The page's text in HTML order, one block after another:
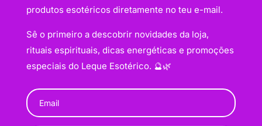
produtos esotéricos diretamente no teu e-mail.
Sê o primeiro a descobrir novidades da loja,
rituais espirituais, dicas energéticas e promoções
especiais do Leque Esotérico. 🔮🌿